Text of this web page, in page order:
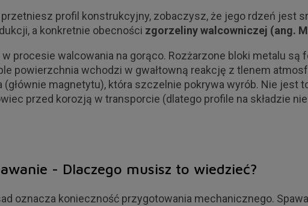
profil konstrukcyjny, zobaczysz, że jego rdzeń jest
a konkretnie obecności zgorzeliny walcowniczej (ang.
procesie walcowania na gorąco. Rozżarzone bloki metalu
powierzchnia wchodzi w gwałtowną reakcję z tlenem
(głównie magnetytu), która szczelnie pokrywa wyrób. Nie jest
przed korozją w transporcie (dlatego profile na składzie
- Dlaczego musisz to wiedzieć?
oznacza konieczność przygotowania mechanicznego.